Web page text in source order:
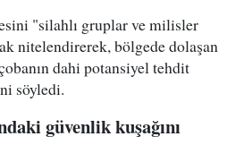
"silahlı gruplar ve milisler
nitelendirerek, bölgede dolaşan
dahi potansiyel tehdit
söyledi.
güvenlik kuşağını